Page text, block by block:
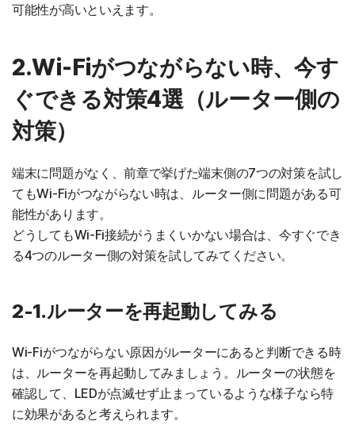
可能性が高いといえます。
2.Wi-Fiがつながらない時、今す
ぐできる対策4選（ルーター側の
対策）
端末に問題がなく、前章で挙げた端末側の7つの対策を試し
てもWi-Fiがつながらない時は、ルーター側に問題がある可
能性があります。
どうしてもWi-Fi接続がうまくいかない場合は、今すぐでき
る4つのルーター側の対策を試してみてください。
2-1.ルーターを再起動してみる
Wi-Fiがつながらない原因がルーターにあると判断できる時
は、ルーターを再起動してみましょう。ルーターの状態を
確認して、LEDが点滅せず止まっているような様子なら特
に効果があると考えられます。